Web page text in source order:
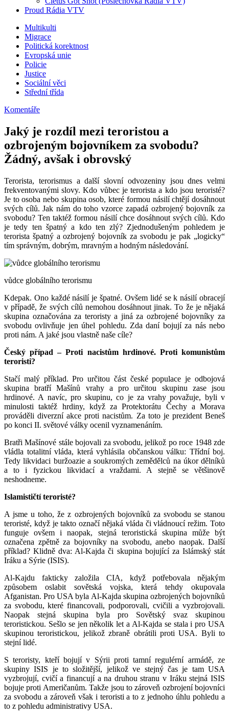
Proud Rádia VTV
Sub
menu
Multikulti
Migrace
Politická korektnost
Evropská unie
Policie
Justice
Sociální věci
Střední třída
Komentáře
Jaký je rozdíl mezi teroristou a
ozbrojeným bojovníkem za svobodu?
Žádný, avšak i obrovský
Terorista, terorismus a další slovní odvozeniny jsou dnes velmi
frekventovanými slovy. Kdo vůbec je terorista a kdo jsou teroristé?
Je to osoba nebo skupina osob, které formou násilí chtějí dosáhnout
svých cílů. Jak nám do toho vzorce zapadá ozbrojený bojovník za
svobodu? Ten taktéž formou násilí chce dosáhnout svých cílů. Kdo
je tedy ten špatný a kdo ten zlý? Zjednodušeným pohledem je
terorista špatný a ozbrojený bojovník za svobodu je pak „logicky“
tím správným, dobrým, mravným a hodným následování.
vůdce globálního terorismu
Kdepak. Ono každé násilí je špatné. Ovšem lidé se k násilí obracejí
v případě, že svých cílů nemohou dosáhnout jinak. To že je nějaká
skupina označována za teroristy a jiná za ozbrojené bojovníky za
svobodu ovlivňuje jen úhel pohledu. Zda daní bojují za nás nebo
proti nám. A jaké jsou vlastně naše cíle?
Český případ – Proti nacistům hrdinové. Proti komunistům
teroristi?
Stačí malý příklad. Pro určitou část české populace je odbojová
skupina bratří Mašínů vrahy a pro určitou skupinu zase jsou
hrdinové. A navíc, pro skupinu, co je za vrahy považuje, byli v
minulosti taktéž hrdiny, když za Protektorátu Čechy a Morava
prováděli diverzní akce proti nacistům. Za toto je prezident Beneš
po konci II. světové války ocenil vyznamenáním.
Bratři Mašínové stále bojovali za svobodu, jelikož po roce 1948 zde
vládla totalitní vláda, která vyhlásila občanskou válku: Třídní boj.
Tedy likvidaci buržoazie a soukromých zemědělců na úkor dělníků
a to i fyzickou likvidací a vraždami. A stejně se většinově
neshodneme.
Islamističtí teroristé?
A jsme u toho, že z ozbrojených bojovníků za svobodu se stanou
teroristé, když je takto označí nějaká vláda či vládnoucí režim. Toto
funguje ovšem i naopak, stejná teroristická skupina může být
označena zpětně za bojovníky na svobodu, anebo naopak. Další
příklad? Klidně dva: Al-Kajda či skupina bojující za Islámský stát
Iráku a Sýrie (ISIS).
Al-Kajdu fakticky založila CIA, když potřebovala nějakým
způsobem oslabit sovětská vojska, která tehdy okupovala
Afganistan. Pro USA byla Al-Kajda skupina ozbrojených bojovníků
za svobodu, které financovali, podporovali, cvičili a vyzbrojovali.
Naopak stejná skupina byla pro Sovětský svaz skupinou
teroristickou. Sešlo se jen několik let a Al-Kajda se stala i pro USA
skupinou teroristickou, jelikož zbraně obrátili proti USA. Byli to
stejní lidé.
S teroristy, kteří bojují v Sýrii proti tamní regulérní armádě, ze
skupiny ISIS je to složitější, jelikož ve stejný čas je tam USA
vyzbrojují, cvičí a financují a na druhou stranu v Iráku stejná ISIS
bojuje proti Američanům. Takže jsou to zároveň ozbrojení bojovníci
za svobodu a zároveň však i teroristi a to z jednoho úhlu pohledu a
to z pohledu administrativy USA.